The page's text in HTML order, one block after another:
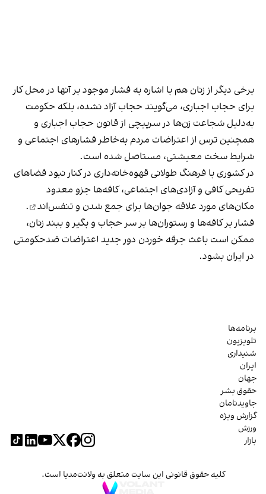
برخی دیگر از زنان هم با اشاره به فشار موجود بر آنها در محل کار
برای حجاب اجباری، می‌گویند حجاب آزاد نشده، بلکه حکومت
به‌دلیل شجاعت زن‌ها در سرپیچی از قانون حجاب اجباری و
همچنین ترس از اعتراضات مردم به‌خاطر فشارهای اجتماعی و
شرایط سخت معیشتی، مستاصل شده است.
در کشوری با فرهنگ طولانی قهوه‌‌خانه‌داری در کنار نبود فضاهای
تفریحی کافی و آزادی‌های اجتماعی، کافه‌ها جزو معدود
مکان‌های مورد علاقه جوان‌ها برای جمع شدن و تنفس‌اند
.
فشار بر کافه‌ها و رستوران‌ها بر سر حجاب و بگیر و ببند زنان،
ممکن است باعث جرقه خوردن دور جدید اعتراضات ضدحکومتی
در ایران بشود.
برنامه‌ها
تلویزیون
شنیداری
ایران
جهان
حقوق بشر
جاویدنامان
گزارش ویژه
ورزش
بازار
کلیه حقوق قانونی این سایت متعلق به ولانت‌مدیا است.